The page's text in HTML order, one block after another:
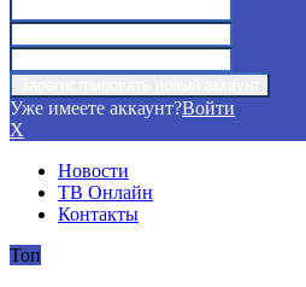
Уже имеете аккаунт?Войти
X
Новости
ТВ Онлайн
Контакты
Топ